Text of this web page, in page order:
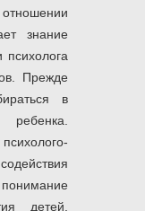
знание
психолога
Прежде
в
детей,